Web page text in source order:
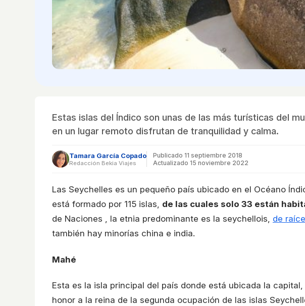
Estas islas del Índico son unas de las más turísticas del
en un lugar remoto disfrutan de tranquilidad y calma.
Tamara García Copado
Redacción Bekia Viajes
Publicado 11 septiembre 2018
Actualizado 15 noviembre 2022
Las Seychelles es un pequeño país ubicado en el Océano
está formado por 115 islas, de las cuales solo 33 están
de Naciones , la etnia predominante es la seychellois, de
también hay minorías china e india.
Mahé
Esta es la isla principal del país donde está ubicada la
honor a la reina de la segunda ocupación de las islas